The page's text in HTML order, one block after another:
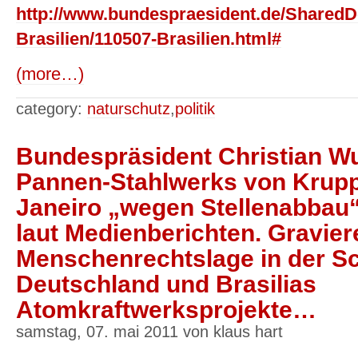
http://www.bundespraesident.de/
Brasilien/110507-Brasilien.html#
(more…)
category: naturschutz,politik
Bundespräsident Christian
Pannen-Stahlwerks von
Janeiro „wegen
laut Medienberichten.
Menschenrechtslage in der
Deutschland und Brasilias
Atomkraftwerksprojekte…
samstag, 07. mai 2011 von klaus hart